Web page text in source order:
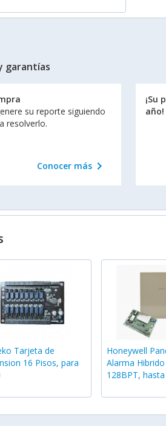
garantías
su reporte siguiendo
resolverlo.
Conocer máschevron_right
¡Su
año!
Tarjeta de
16 Pisos, para
Honeywell
Alarma Hibrido
128BPT,
Connect